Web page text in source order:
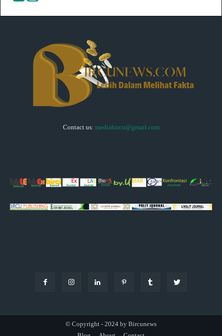
Contact us: mediabircu@gmail.com
© Copyright - 2024 by Bircunews